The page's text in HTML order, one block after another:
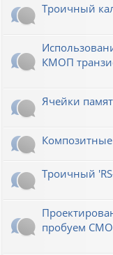
Троичный
КМОП
Ячейки
Композитные
Троичный
пробуем